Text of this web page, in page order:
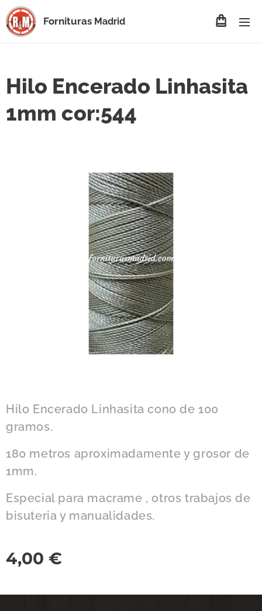
Fornituras Madrid
Hilo Encerado Linhasita
1mm cor:544
Hilo Encerado Linhasita cono de 100
gramos.
180 metros aproximadamente y grosor de
1mm.
Especial para macrame , otros trabajos de
bisuteria y manualidades.
4,00 €